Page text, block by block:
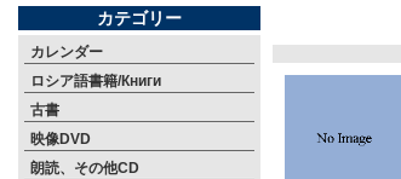
カテゴリー
カレンダー
ロシア語書籍/Книги
古書
映像DVD
朗読、その他CD